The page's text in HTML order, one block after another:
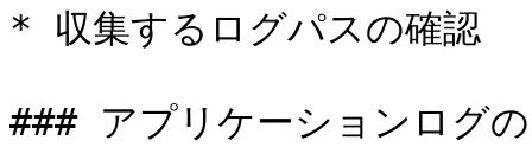
* 収集するログパスの確認
### アプリケーションログ